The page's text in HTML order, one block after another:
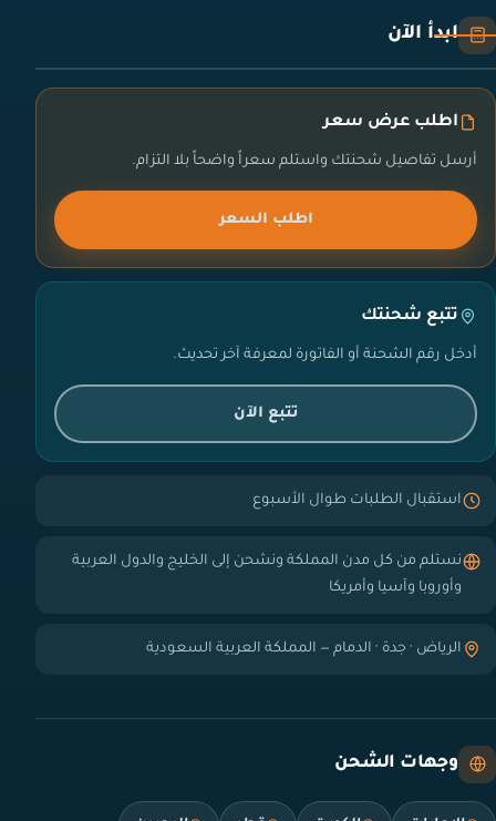
ابدأ الآن
اطلب عرض سعر
أرسل تفاصيل شحنتك واستلم سعراً واضحاً بلا التزام.
اطلب السعر
تتبع شحنتك
أدخل رقم الشحنة أو الفاتورة لمعرفة آخر تحديث.
تتبع الآن
استقبال الطلبات طوال الأسبوع
نستلم من كل مدن المملكة ونشحن إلى الخليج والدول العربية
وأوروبا وآسيا وأمريكا
الرياض · جدة · الدمام — المملكة العربية السعودية
وجهات الشحن